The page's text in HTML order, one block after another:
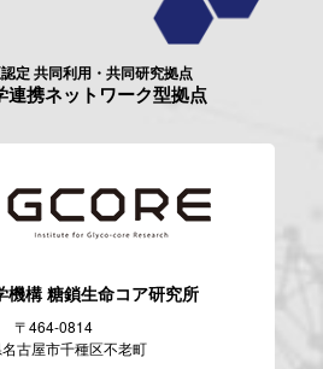
定 共同利用・共同研究拠点
連携ネットワーク型拠点
機構糖鎖生命コア研究所
〒464-0814
古屋市千種区不老町